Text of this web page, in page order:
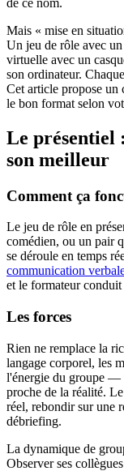
Mais « mise en
Un jeu de rôle avec
virtuelle avec un
son ordinateur.
Cet article propose
le bon format selon
Le présentiel
son meilleur
Comment ça
Le jeu de rôle en
comédien, ou un pair
se déroule en temps
communication
et le formateur conduit
Les forces
Rien ne remplace la
langage corporel, les
l'énergie du groupe —
proche de la réalité.
réel, rebondir sur une
débriefing.
La dynamique de
Observer ses